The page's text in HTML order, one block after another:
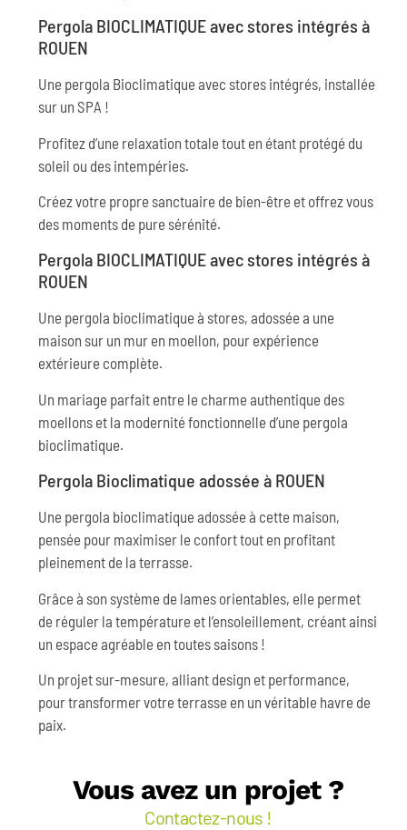
Pergola BIOCLIMATIQUE avec stores intégrés à
ROUEN
Une pergola Bioclimatique avec stores intégrés, installée
sur un SPA !
Profitez d’une relaxation totale tout en étant protégé du
soleil ou des intempéries.
Créez votre propre sanctuaire de bien-être et offrez vous
des moments de pure sérénité.
Pergola BIOCLIMATIQUE avec stores intégrés à
ROUEN
Une pergola bioclimatique à stores, adossée a une
maison sur un mur en moellon, pour expérience
extérieure complète.
Un mariage parfait entre le charme authentique des
moellons et la modernité fonctionnelle d’une pergola
bioclimatique.
Pergola Bioclimatique adossée à ROUEN
Une pergola bioclimatique adossée à cette maison,
pensée pour maximiser le confort tout en profitant
pleinement de la terrasse.
Grâce à son système de lames orientables, elle permet
de réguler la température et l’ensoleillement, créant ainsi
un espace agréable en toutes saisons !
Un projet sur-mesure, alliant design et performance,
pour transformer votre terrasse en un véritable havre de
paix.
Vous avez un projet ?
Contactez-nous !